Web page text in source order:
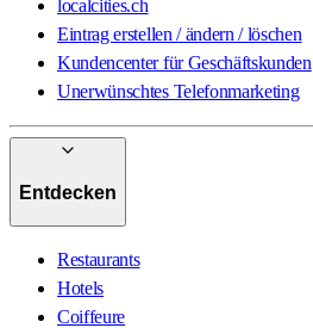
localcities.ch
Eintrag erstellen / ändern / löschen
Kundencenter für Geschäftskunden
Unerwünschtes Telefonmarketing
Entdecken
Restaurants
Hotels
Coiffeure